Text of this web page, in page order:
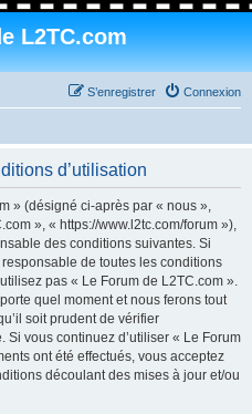
L2TC.com
Connexion
S’enregistrer
d’utilisation
» (désigné ci-après par « nous »,
», « https://www.l2tc.com/forum »),
des conditions suivantes. Si
de toutes les conditions
pas « Le Forum de L2TC.com ».
quel moment et nous ferons tout
soit prudent de vérifier
vous continuez d’utiliser « Le Forum
ont été effectués, vous acceptez
découlant des mises à jour et/ou